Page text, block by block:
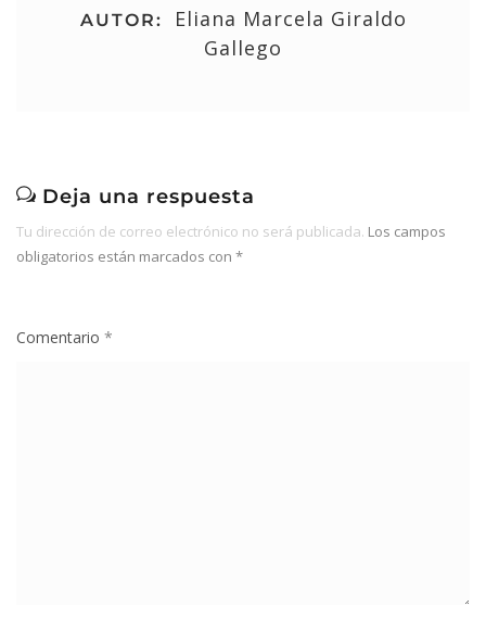
AUTOR:
Eliana Marcela Giraldo
Gallego
Deja una respuesta
Tu dirección de correo electrónico no será publicada. Los campos
obligatorios están marcados con *
Comentario *